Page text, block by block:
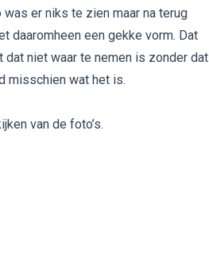
er niks te zien maar na terug
daaromheen een gekke vorm. Dat
dat niet waar te nemen is zonder dat
misschien wat het is.
van de foto’s.